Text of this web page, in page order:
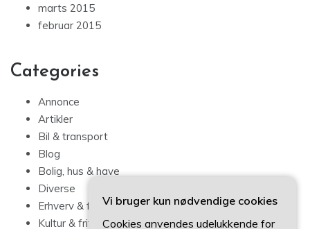
marts 2015
februar 2015
Categories
Annonce
Artikler
Bil & transport
Blog
Bolig, hus & have
Diverse
Erhverv & forbrug
Kultur & fritid
Vi bruger kun nødvendige cookies
Cookies anvendes udelukkende for